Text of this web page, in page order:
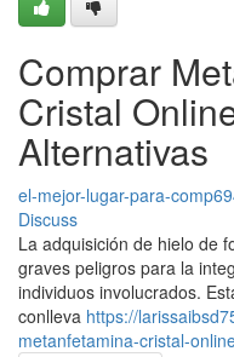
Comprar
Cristal
Alternativas
el-mejor-lugar-para-
Discuss
La adquisición de hielo de
graves peligros para la
individuos involucrados.
conlleva https://
metanfetamina-cristal-